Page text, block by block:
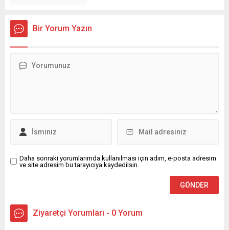
Bir Yorum Yazın
Daha sonraki yorumlarımda kullanılması için adım, e-posta adresim
ve site adresim bu tarayıcıya kaydedilsin.
Ziyaretçi Yorumları - 0 Yorum